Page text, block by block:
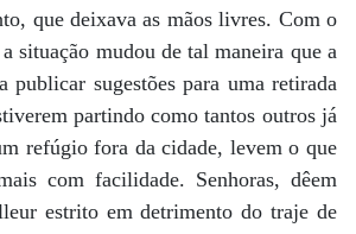
que deixava as mãos livres. Com o
a situação mudou de tal maneira que a
publicar sugestões para uma retirada
partindo como tantos outros já
refúgio fora da cidade, levem o que
com facilidade. Senhoras, dêem
estrito em detrimento do traje de